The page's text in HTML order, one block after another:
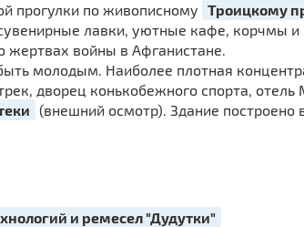
прогулки по живописному Троицкому
лавки, уютные кафе, корчмы
войны в Афганистане.
молодым. Наиболее плотная
дворец конькобежного спорта,
(внешний осмотр). Здание
и ремесел "Дудутки"